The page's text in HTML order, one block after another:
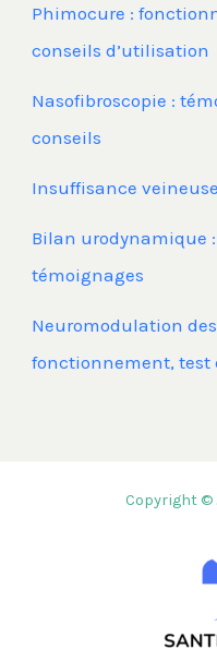
Phimocure :
conseils d’utilisation
Nasofibroscopie :
conseils
Insuffisance
Bilan urodynamique
témoignages
Neuromodulation
fonctionnement, test
Copyright ©